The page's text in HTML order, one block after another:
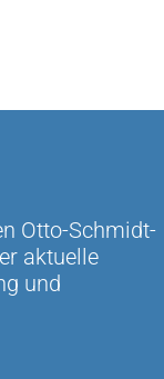
Otto-Schmidt-
aktuelle
und